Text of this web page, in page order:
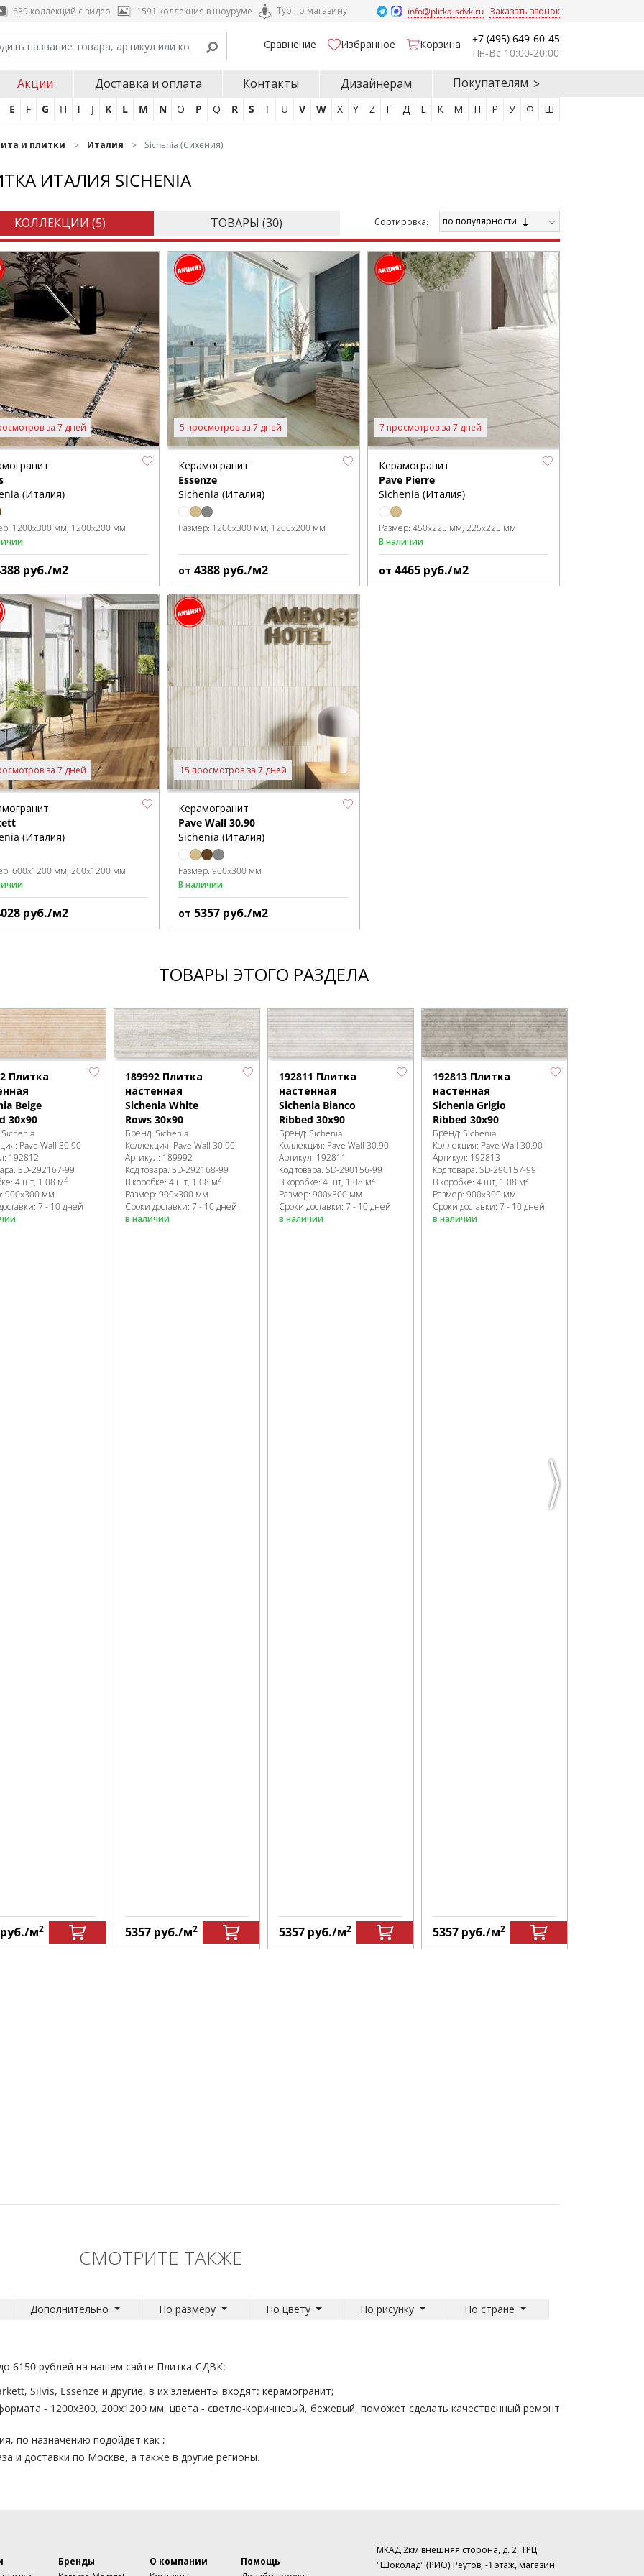
639 коллекций с видео 1591 коллекция в шоуруме Тур по магазину info@plitka-sdvk.ru Заказать звонок
Сравнение Избранное Корзина
+7 (495) 649-60-45
Пн-Вс 10:00-20:00
Акции Доставка и оплата Контакты Дизайнерам Покупателям
E F G H I J K L M N O P Q R S T U V W X Y Z Г Д Е К М Н Р У Ф Ш
и плитки Италия Sichenia (Сихения)
ИТАЛИЯ SICHENIA
КОЛЛЕКЦИИ (5) ТОВАРЫ (30) Cортировка: по популярности
за 7 дней
(Италия)
1200x300 мм 1200x200 мм
руб./м2
5 просмотров за 7 дней
Керамогранит
Essenze
Sichenia (Италия)
Размер: 1200x300 мм 1200x200 мм
от4388 руб./м2
7 просмотров за 7 дней
Керамогранит
Pave Pierre
Sichenia (Италия)
Размер: 450x225 мм 225x225 мм
В наличии
от 4465 руб./м2
за 7 дней
(Италия)
600x1200 мм 200x1200 мм
руб./м2
15 просмотров за 7 дней
Керамогранит
Pave Wall 30.90
Sichenia (Италия)
Размер:900x300 мм
В наличии
от5357 руб./м2
ТОВАРЫ ЭТОГО РАЗДЕЛА
Плитка
Beige
30x90
Sichenia
Pave Wall 30.90
192812
SD-292167-99
: 4 шт, 1.08 м2
900x300 мм
7 - 10 дней
руб./м2
189992 Плитка
настенная
Sichenia White
Rows 30x90
Бренд: Sichenia
Коллекция: Pave Wall 30.90
Артикул: 189992
Код товара: SD-292168-99
В коробке: 4 шт, 1.08 м2
Размер: 900x300 мм
Сроки доставки: 7 - 10 дней
в наличии
5357 руб./м2
192811 Плитка
настенная
Sichenia Bianco
Ribbed 30x90
Бренд: Sichenia
Коллекция: Pave Wall 30.90
Артикул: 192811
Код товара: SD-290156-99
В коробке: 4 шт, 1.08 м2
Размер: 900x300 мм
Сроки доставки: 7 - 10 дней
в наличии
5357 руб./м2
192813 Плитка
настенная
Sichenia Grigio
Ribbed 30x90
Бренд: Sichenia
Коллекция: Pave Wall 30.90
Артикул: 192813
Код товара: SD-290157-99
В коробке: 4 шт, 1.08 м2
Размер: 900x300 мм
Сроки доставки: 7 - 10 дней
в наличии
5357 руб./м2
СМОТРИТЕ ТАКЖЕ
Дополнительно По размеру По цвету По рисунку По стране
6150 рублей на нашем сайте Плитка-СДВК:
Silvis, Essenze и другие, в их элементы входят: керамогранит;
- 1200x300, 200x1200 мм, цвета - светло-коричневый, бежевый, поможет сделать качественный ремонт
по назначению подойдет как ;
и доставки по Москве, а также в другие регионы.
Бренды
О компании
Помощь
МКАД 2км внешняя сторона, д. 2, ТРЦ
"Шоколад" (РИО) Реутов, -1 этаж, магазин